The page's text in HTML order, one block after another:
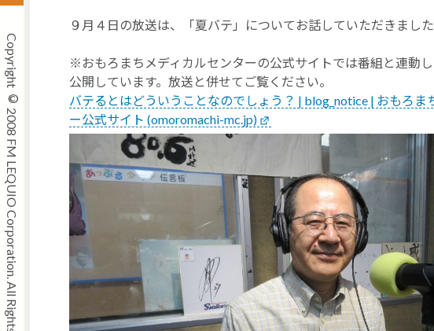
９月４日の放送は、「夏バテ」についてお話していただきました
※おもろまちメディカルセンターの公式サイトでは番組と連動
公開しています。放送と併せてご覧ください。
バテるとはどういうことなのでしょう？ | blog_notice | おもろま
ー公式サイト (omoromachi-mc.jp)
Copyright © 2008 FM LEQUIO Corporation. All Rights Reserved.